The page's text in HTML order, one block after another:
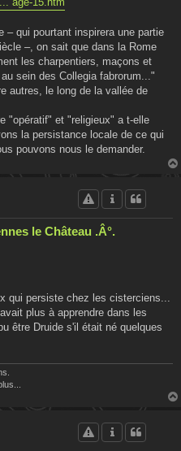
– qui pourtant inspirera une partie
–, on sait que dans la Rome
les charpentiers, maçons et
sein des Collegia fabrorum..."
autres, le long de la vallée de
"opératif" et "religieux" a t-elle
la persistance locale de ce qui
pouvons nous le demander.
le Château .Â°.
qui persiste chez les cisterciens...
plus à apprendre dans les
être Druide s'il était né quelques